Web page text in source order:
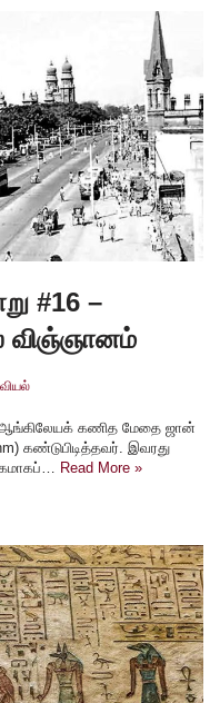
#16 –
விஞ்ஞானம்
ஆங்கிலேயக் கணித மேதை ஜான்
கண்டுபிடித்தவர். இவரது
Read More »